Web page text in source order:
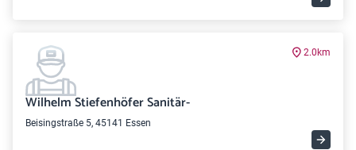
2.0km
Wilhelm Stiefenhöfer Sanitär-
Beisingstraße 5, 45141 Essen